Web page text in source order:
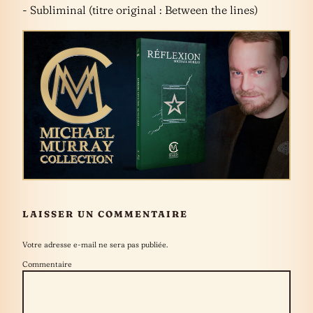
- Subliminal (titre original : Between the lines)
LAISSER UN COMMENTAIRE
Votre adresse e-mail ne sera pas publiée.
Commentaire